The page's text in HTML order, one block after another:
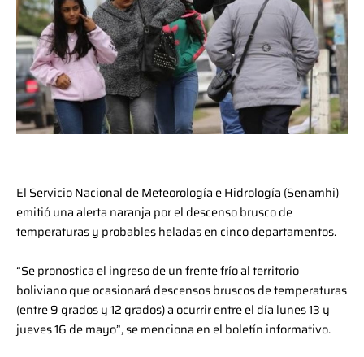
El Servicio Nacional de Meteorología e Hidrología (Senamhi)
emitió una alerta naranja por el descenso brusco de
temperaturas y probables heladas en cinco departamentos.
“Se pronostica el ingreso de un frente frío al territorio
boliviano que ocasionará descensos bruscos de temperaturas
(entre 9 grados y 12 grados) a ocurrir entre el día lunes 13 y
jueves 16 de mayo”, se menciona en el boletín informativo.